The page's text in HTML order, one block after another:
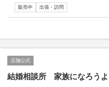
販売中 出張・訪問
店舗公式
結婚相談所 家族になろうよ